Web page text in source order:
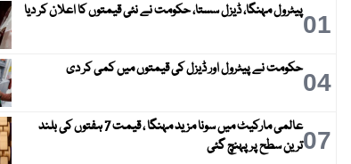
01پیٹرول مہنگا، ڈیزل سستا، حکومت نے نئی قیمتوں کا اعلان کر دیا
04حکومت نے پیٹرول اور ڈیزل کی قیمتوں میں کمی کر دی
07
عالمی مارکیٹ میں سونا مزید مہنگا ، قیمت 7 ہفتوں کی بلند
ترین سطح پر پہنچ گئی